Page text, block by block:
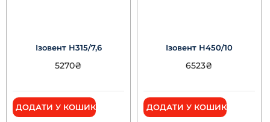
Ізовент Н315/7,6
5270₴
ДОДАТИ У КОШИК
Ізовент Н450/10
6523₴
ДОДАТИ У КОШИК